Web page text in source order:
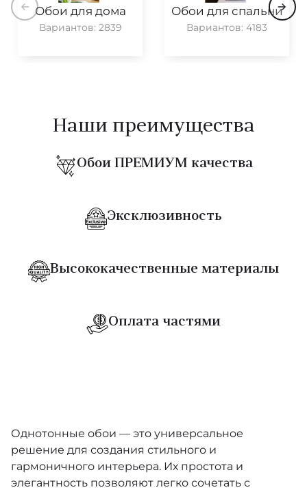
Moooi Memento
Expedition
Essential Textures
Kami
Moooi Wallcovering Tokyo Blue
Metal X Patina
Обои для дома
Вариантов: 2839
Обои для спальни
Вариантов: 4183
Наши преимущества
Обои ПРЕМИУМ качества
Эксклюзивность
Высококачественные материалы
Оплата частями
Однотонные обои — это универсальное
решение для создания стильного и
гармоничного интерьера. Их простота и
элегантность позволяют легко сочетать с